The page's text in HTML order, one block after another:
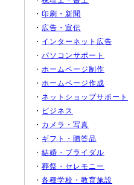
・ 印刷・新聞
・ 広告・宣伝
・ インターネット広告
・ パソコンサポート
・ ホームページ制作
・ ホームページ作成
・ ネットショップサポート
・ ビジネス
・ カメラ・写真
・ ギフト・贈答品
・ 結婚・ブライダル
・ 葬祭・セレモニー
・ 各種学校・教育施設